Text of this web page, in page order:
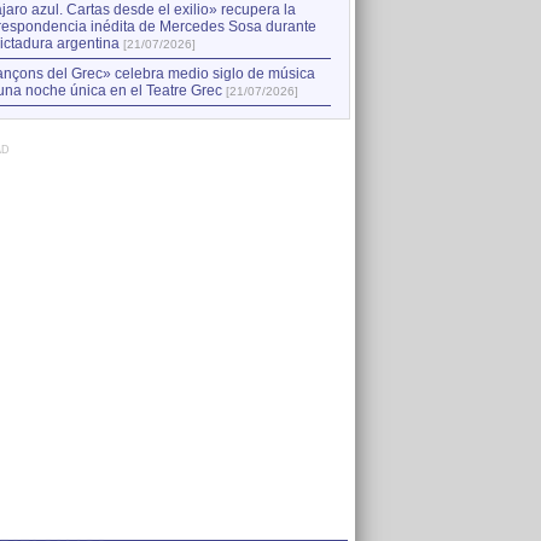
azul. Cartas desde el exilio» recupera la
inédita de Mercedes Sosa durante
argentina [21/07/2026]
del Grec» celebra medio siglo de música
noche única en el Teatre Grec [21/07/2026]